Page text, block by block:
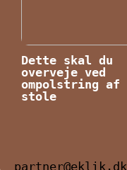
Dette skal du
overveje ved
ompolstring af
stole
partner@eklik.dk